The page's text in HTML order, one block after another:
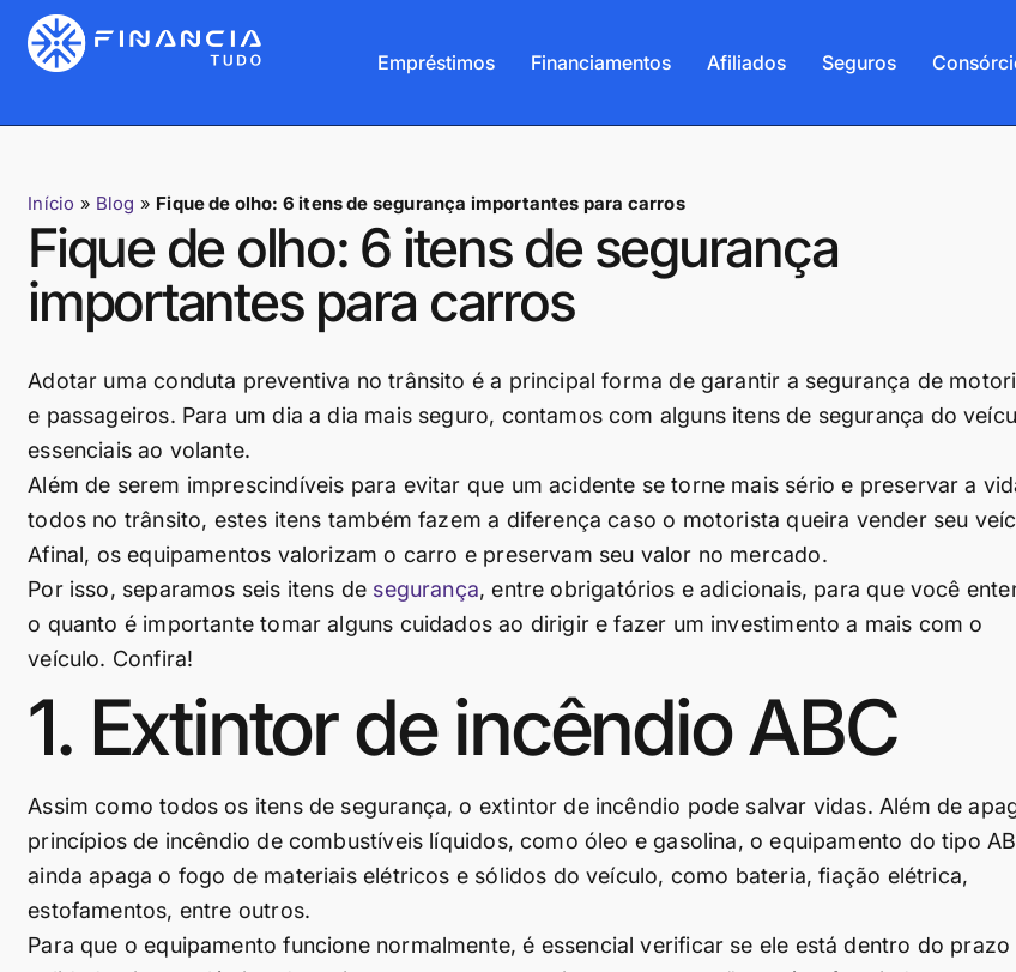
Empréstimos Financiamentos Afiliados Seguros
Início » Blog » Fique de olho: 6 itens de segurança importantes para carros
Fique de olho: 6 itens de segurança
importantes para carros
Adotar uma conduta preventiva no trânsito é a principal forma de garantir a segurança de
e passageiros. Para um dia a dia mais seguro, contamos com alguns itens de segurança do
essenciais ao volante.
Além de serem imprescindíveis para evitar que um acidente se torne mais sério e preservar a
todos no trânsito, estes itens também fazem a diferença caso o motorista queira vender seu
Afinal, os equipamentos valorizam o carro e preservam seu valor no mercado.
Por isso, separamos seis itens de segurança, entre obrigatórios e adicionais, para que você
o quanto é importante tomar alguns cuidados ao dirigir e fazer um investimento a mais com o
veículo. Confira!
1. Extintor de incêndio ABC
Assim como todos os itens de segurança, o extintor de incêndio pode salvar vidas. Além de
princípios de incêndio de combustíveis líquidos, como óleo e gasolina, o equipamento do tipo
ainda apaga o fogo de materiais elétricos e sólidos do veículo, como bateria, fiação elétrica,
estofamentos, entre outros.
Para que o equipamento funcione normalmente, é essencial verificar se ele está dentro do prazo